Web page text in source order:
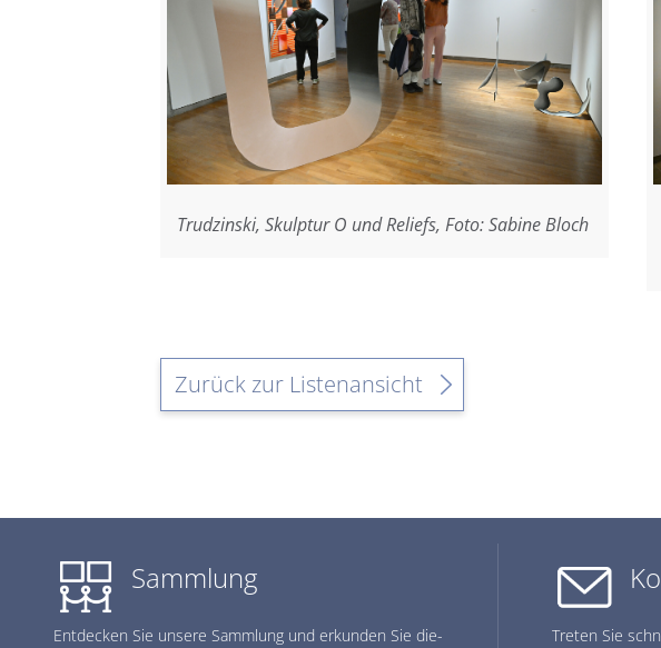
Trudzinski, Skulptur O und Reliefs, Foto: Sabine Bloch
Zurück zur Listenansicht
Sammlung
Ent­de­cken Sie un­se­re Samm­lung und er­kun­den Sie die­ Treten Sie